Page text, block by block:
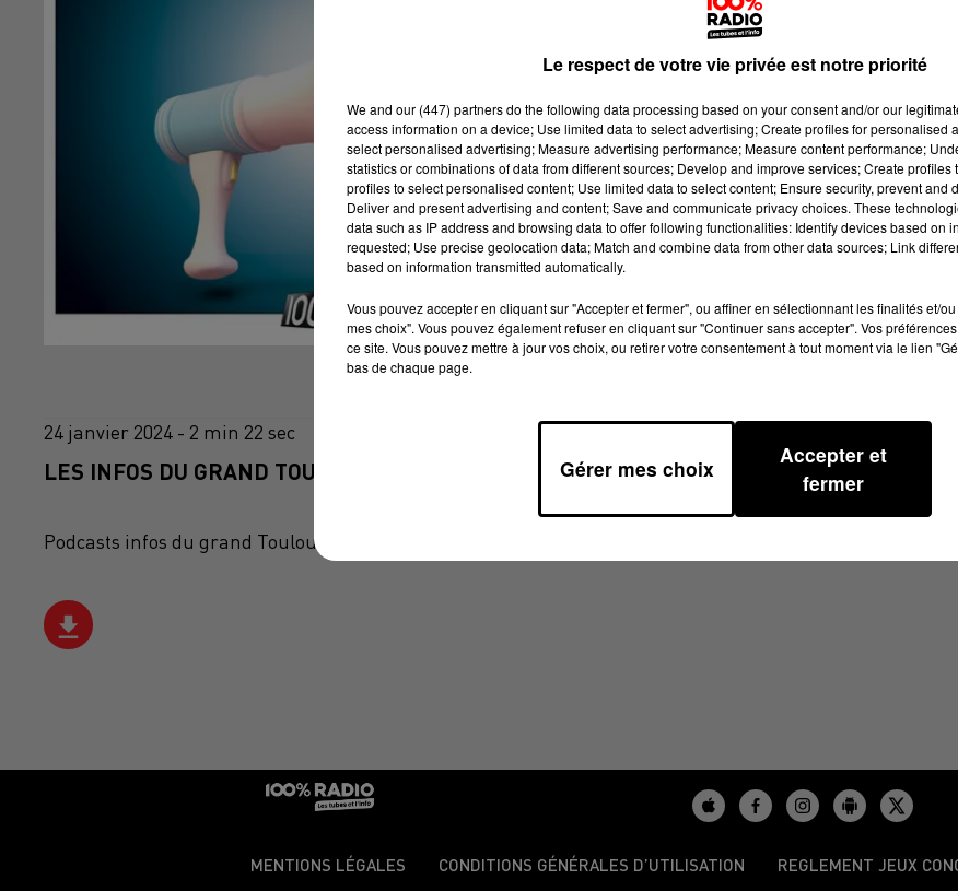
24 janvier 2024 - 2 min 22 sec
LES INFOS DU GRAND TOULOUSE DU 24/01/2024 À 12H00
Podcasts infos du grand Toulouse
MENTIONS LÉGALES CONDITIONS GÉNÉRALES D’UTILISATION REGLEMENT JEUX
Le respect de votre vie privée est notre priorité
We and our (447) partnersdo the following data processing based on your consent and/or our
access information on a device; Use limited data to select advertising; Create profiles for personalised
select personalised advertising; Measure advertising performance; Measure content performance;
statistics or combinations of data from different sources; Develop and improve services; Create
profiles to select personalised content; Use limited data to select content; Ensure security, prevent and
Deliver and present advertising and content; Save and communicate privacy choices. These
data such as IP address and browsing data to offer following functionalities: Identify devices based on
requested; Use precise geolocation data; Match and combine data from other data sources; Link
based on information transmitted automatically.
Vous pouvez accepter en cliquant sur "Accepter et fermer", ou affiner en sélectionnant les finalités et/
mes choix". Vous pouvez également refuser en cliquant sur "Continuer sans accepter". Vos
ce site. Vous pouvez mettre à jour vos choix, ou retirer votre consentement à tout moment via le lien
bas de chaque page.
Gérer mes choix
Accepter et
fermer